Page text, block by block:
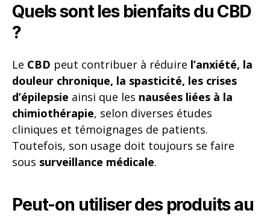
Quels sont les bienfaits du CBD
?
Le CBD peut contribuer à réduire l’anxiété, la
douleur chronique, la spasticité, les crises
d’épilepsie ainsi que les nausées liées à la
chimiothérapie, selon diverses études
cliniques et témoignages de patients.
Toutefois, son usage doit toujours se faire
sous surveillance médicale.
Peut-on utiliser des produits au